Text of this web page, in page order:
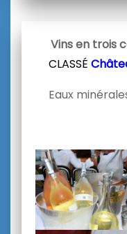
Vins en trois
CLASSÉ
Eaux